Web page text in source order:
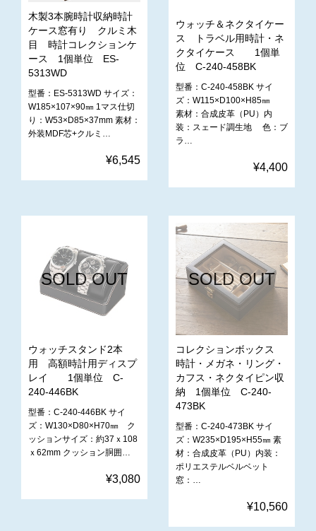
木製3本腕時計収納時計
ケース窓有り クルミ木
目 時計コレクションケ
ース 1個単位 ES-
5313WD
型番：ES-5313WD サイズ：
W185×107×90㎜ 1マス仕切
り：W53×D85×37mm 素材：
外装MDF芯+クルミ…
¥6,545
ウォッチ＆ネクタイケー
ス トラベル用時計・ネ
クタイケース 1個単
位 C-240-458BK
型番：C-240-458BK サイ
ズ：‎W115×D100×H85㎜
素材：合成皮革（PU）内
装：スェード調生地 色：ブ
ラ…
¥4,400
SOLD OUT
ウォッチスタンド2本
用 高額時計用ディスプ
レイ 1個単位 C-
240-446BK
型番：C-240-446BK サイ
ズ：‎W130×D80×H70㎜ ク
ッションサイズ：約37ｘ108
ｘ62mm クッション胴囲…
¥3,080
SOLD OUT
コレクションボックス
時計・メガネ・リング・
カフス・ネクタイピン収
納 1個単位 C-240-
473BK
型番：C-240-473BK サイ
ズ：‎W235×D195×H55㎜ 素
材：合成皮革（PU）内装：
ポリエステルベルベット
窓：…
¥10,560